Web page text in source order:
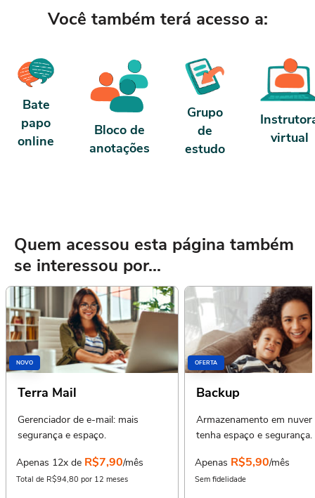
Você também terá acesso a:
Bate
papo
online
Bloco de
anotações
Grupo
de
estudo
virtual
Quem acessou esta página também
se interessou por...
NOVO
Terra Mail
Gerenciador de e-mail: mais
segurança e espaço.
Apenas 12x de R$7,90/mês
Total de R$94,80 por 12 meses
OFERTA
Backup
Armazenamento em
tenha espaço e segurança.
Apenas R$5,90/mês
Sem fidelidade